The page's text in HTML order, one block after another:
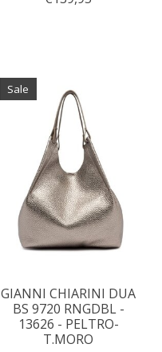
Sale
GIANNI CHIARINI DUA
BS 9720 RNGDBL -
13626 - PELTRO-
T.MORO